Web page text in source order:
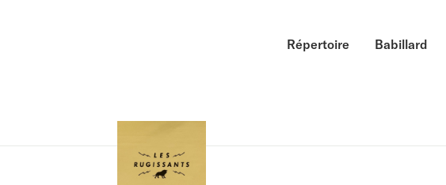
Répertoire Babillard